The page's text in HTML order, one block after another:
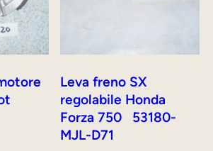
Leva freno SX
regolabile Honda
Forza 750 53180-
MJL-D71